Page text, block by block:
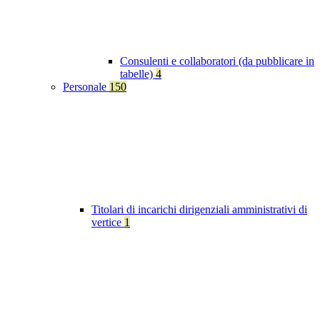
Consulenti e collaboratori (da pubblicare in
tabelle) 4
Personale 150
Titolari di incarichi dirigenziali amministrativi di
vertice 1